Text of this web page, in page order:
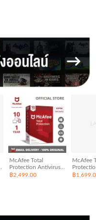
McAfee Total
Protection Antivirus
Software 10 เครื่อง, 1
฿2,499.00
McAfee
฿